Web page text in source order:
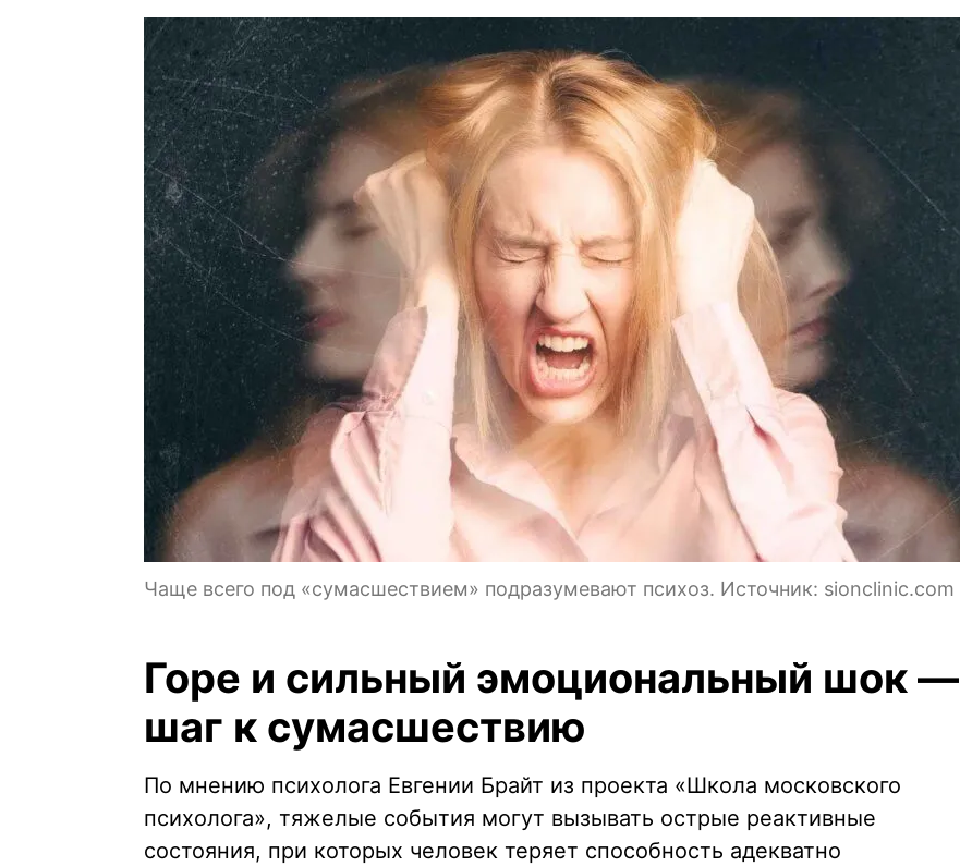
Чаще всего под «сумасшествием» подразумевают психоз. Источник: sionclinic.com
Горе и сильный эмоциональный шок —
шаг к сумасшествию
По мнению психолога Евгении Брайт из проекта «Школа московского
психолога», тяжелые события могут вызывать острые реактивные
состояния, при которых человек теряет способность адекватно